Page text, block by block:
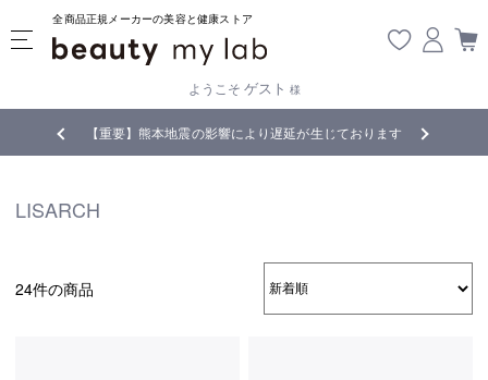
全商品正規メーカーの美容と健康ストア
ようこそ ゲスト 様
【重要】熊本地震の影響により遅延が生じております
LISARCH
24件の商品